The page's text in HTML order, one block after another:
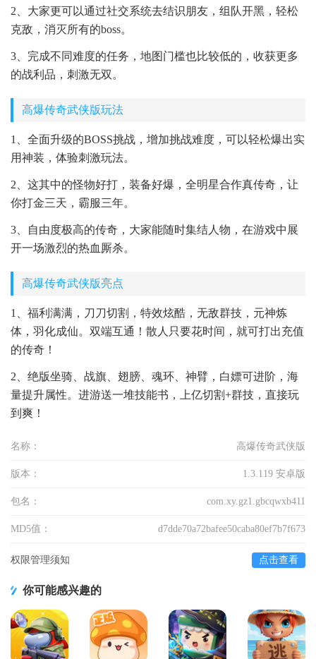
2、大家更可以通过社交系统去结识朋友，组队开黑，轻松
克敌，消灭所有的boss。
3、完成不同难度的任务，地图门槛也比较低的，收获更多
的战利品，刺激无双。
高爆传奇武侠版玩法
1、全面升级的BOSS挑战，增加挑战难度，可以轻松爆出实
用神装，体验刺激玩法。
2、这其中的怪物好打，装备好爆，全明星合作真传奇，让
你打金三天，霸服三年。
3、自由度极高的传奇，大家能随时集结人物，在游戏中展
开一场激烈的热血厮杀。
高爆传奇武侠版亮点
1、福利满满，刀刀切割，特效炫酷，无敌群技，元神炼
体，羽化成仙。双端互通！散人只要花时间，就可打出充值
的传奇！
2、绝版坐骑、战旗、翅膀、魂环、神臂，白嫖可进阶，海
量提升属性。进游送一堆技能书，上亿切割+群技，直接玩
到爽！
名称： 高爆传奇武侠版
版本： 1.3.119 安卓版
包名： com.xy.gz1.gbcqwxb411
MD5值： d7dde70a72bafee50caba80ef7b7f673
权限管理须知 点击查看
你可能感兴趣的